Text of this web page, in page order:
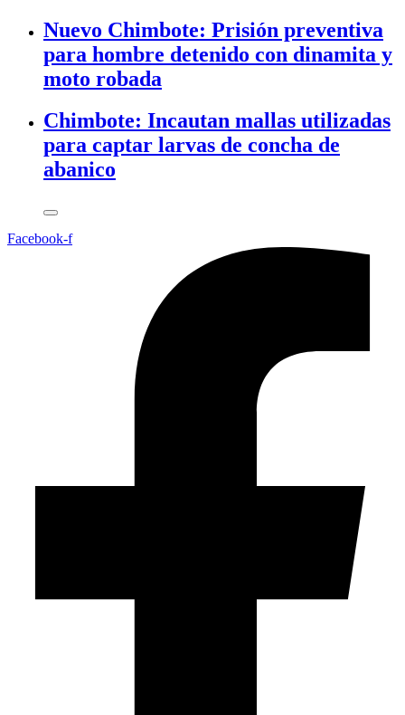
Nuevo Chimbote: Prisión preventiva
para hombre detenido con dinamita y
moto robada
Chimbote: Incautan mallas utilizadas
para captar larvas de concha de
abanico
Facebook-f